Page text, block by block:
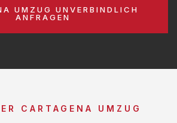
UMZUG UNVERBINDLICH
ANFRAGEN
CARTAGENA UMZUG